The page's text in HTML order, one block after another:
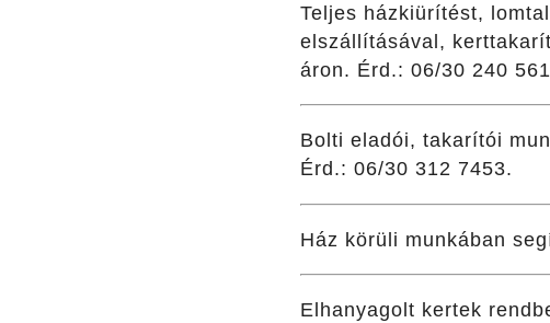
Teljes házkiürítést,
elszállításával,
áron. Érd.: 06/30 240
Bolti eladói, takarítói
Érd.: 06/30 312 7453.
Ház körüli munkában
Elhanyagolt kertek